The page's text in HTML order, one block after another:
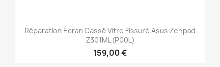
Réparation Écran Cassé Vitre Fissuré Asus Zenpad
Z301ML (P00L)
159,00 €